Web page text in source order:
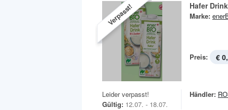
Verpasst! Hafer
Marke:
Preis: €
Leider verpasst!
Gültig: 12.07. - 18.07.
Händler: